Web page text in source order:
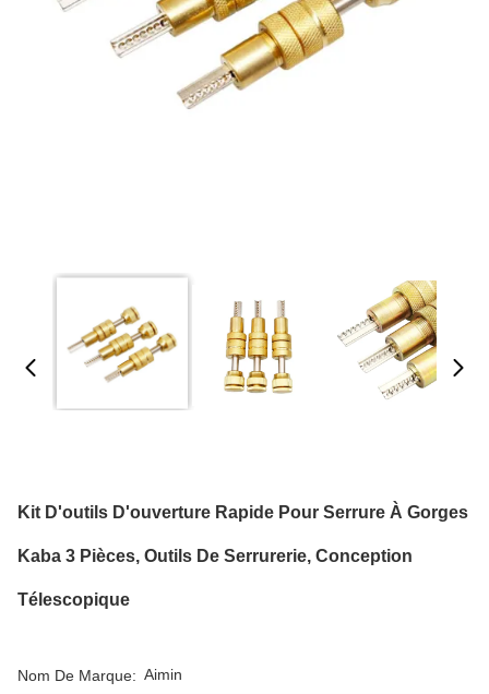
Kit D'outils D'ouverture Rapide Pour Serrure À Gorges
Kaba 3 Pièces, Outils De Serrurerie, Conception
Télescopique
Nom De Marque: Aimin